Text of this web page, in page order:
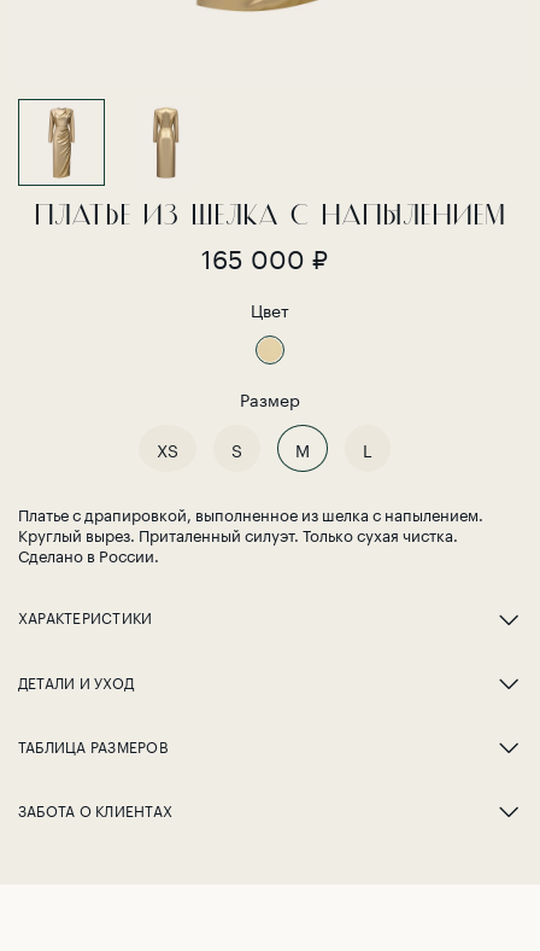
ПЛАТЬЕ ИЗ ШЕЛКА С НАПЫЛЕНИЕМ
165 000 ₽
Цвет
Размер
XS
S M L
Платье с драпировкой, выполненное из шелка с напылением.
Круглый вырез. Приталенный силуэт. Только сухая чистка.
Сделано в России.
ХАРАКТЕРИСТИКИ
ДЕТАЛИ И УХОД
ТАБЛИЦА РАЗМЕРОВ
ЗАБОТА О КЛИЕНТАХ